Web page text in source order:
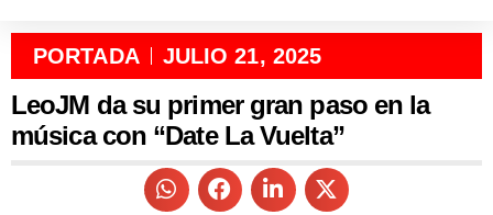
PORTADA JULIO 21, 2025
LeoJM da su primer gran paso en la
música con “Date La Vuelta”